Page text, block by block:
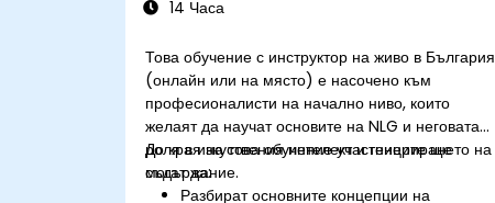
14 Часа
Това обучение с инструктор на живо в България
(онлайн или на място) е насочено към
професионалисти на начално ниво, които
желаят да научат основите на NLG и неговата
роля в изкуствения интелект и генерирането на
съдържание.
До края на това обучение участниците ще
могат да:
Разбират основните концепции на